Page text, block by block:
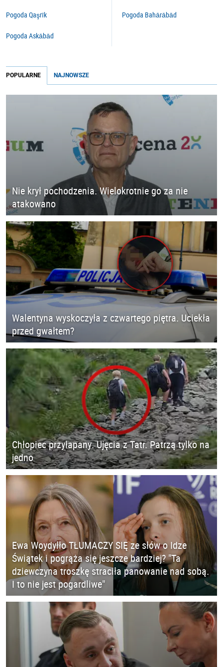
Pogoda Qaşrīk
Pogoda Askābād
Pogoda Bahārābād
POPULARNE NAJNOWSZE
Nie krył pochodzenia. Wielokrotnie go za nie
atakowano
Walentyna wyskoczyła z czwartego piętra. Uciekła
przed gwałtem?
Chłopiec przyłapany. Ujęcia z Tatr. Patrzą tylko na
jedno
Ewa Woydyłło TŁUMACZY SIĘ ze słów o Idze
Świątek i pogrąża się jeszcze bardziej? "Ta
dziewczyna troszkę straciła panowanie nad sobą.
I to nie jest pogardliwe"